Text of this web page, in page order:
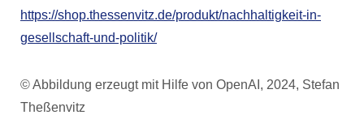
https://shop.thessenvitz.de/produkt/nachhaltigkeit-in-
gesellschaft-und-politik/
© Abbildung erzeugt mit Hilfe von OpenAI, 2024, Stefan
Theßenvitz